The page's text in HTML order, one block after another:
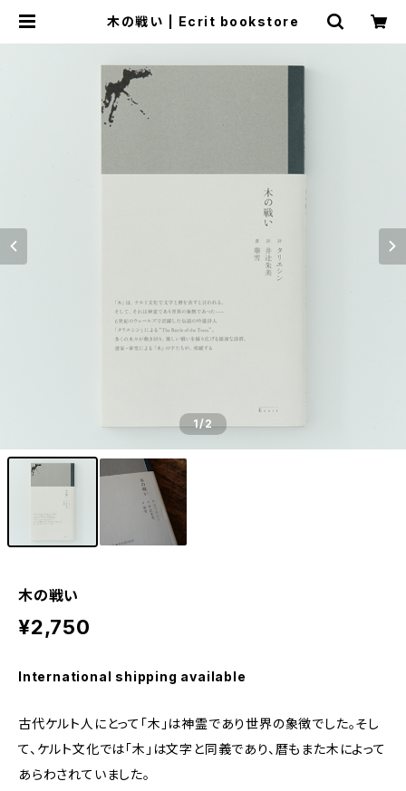
木の戦い | Ecrit bookstore
1/2
木の戦い
¥2,750
International shipping available
古代ケルト人にとって「木」は神霊であり世界の象徴でした。そし
て、ケルト文化では「木」は文字と同義であり、暦もまた木によって
あらわされていました。